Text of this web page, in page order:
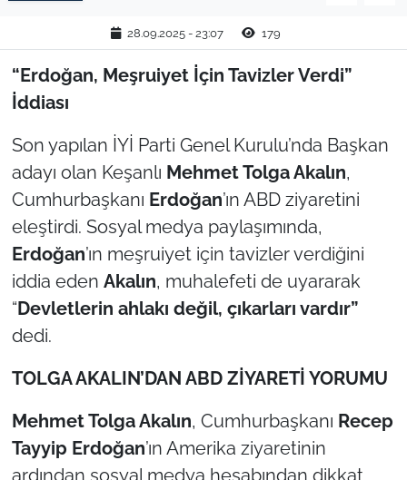
28.09.2025 - 23:07 179
“Erdoğan, Meşruiyet İçin Tavizler Verdi”
İddiası
Son yapılan İYİ Parti Genel Kurulu’nda Başkan
adayı olan Keşanlı Mehmet Tolga Akalın,
Cumhurbaşkanı Erdoğan’ın ABD ziyaretini
eleştirdi. Sosyal medya paylaşımında,
Erdoğan’ın meşruiyet için tavizler verdiğini
iddia eden Akalın, muhalefeti de uyararak
“Devletlerin ahlakı değil, çıkarları vardır”
dedi.
TOLGA AKALIN’DAN ABD ZİYARETİ YORUMU
Mehmet Tolga Akalın, Cumhurbaşkanı Recep
Tayyip Erdoğan’ın Amerika ziyaretinin
ardından sosyal medya hesabından dikkat
EDİRNE
KIRKLARELİ
ÇANAKKALE
TÜRKİYE
Bölge
Politika